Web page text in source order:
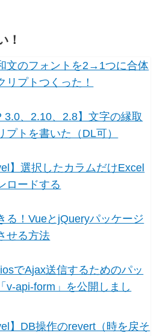
！
文のフォントを2→1つに合体
リプトつくった！
3.0、2.10、2.8】文字の縁取
プトを書いた（DL可）
】選択したカラムだけExcel
ロードする
る！VueとjQueryパッケージ
せる方法
でAjax送信するためのパッ
v-api-form」を公開しまし
】DB操作のrevert（時を戻そ